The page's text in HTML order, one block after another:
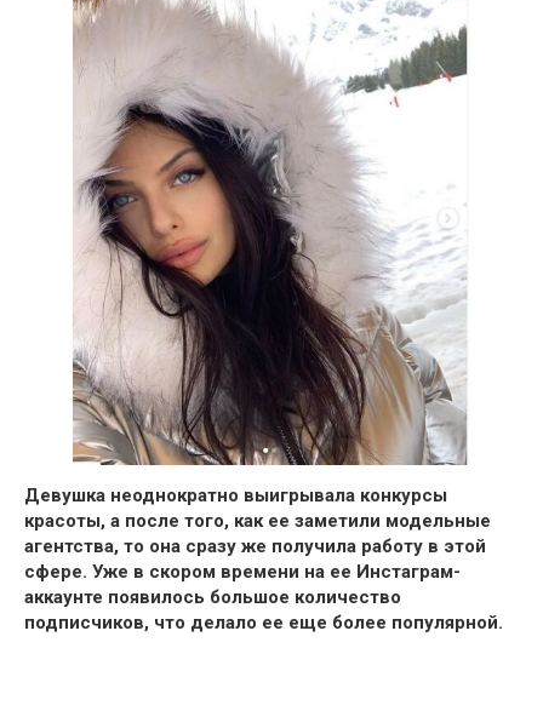
Девушка неоднократно выигрывала конкурсы
красоты, а после того, как ее заметили модельные
агентства, то она сразу же получила работу в этой
сфере. Уже в скором времени на ее Инстаграм-
аккаунте появилось большое количество
подписчиков, что делало ее еще более популярной.